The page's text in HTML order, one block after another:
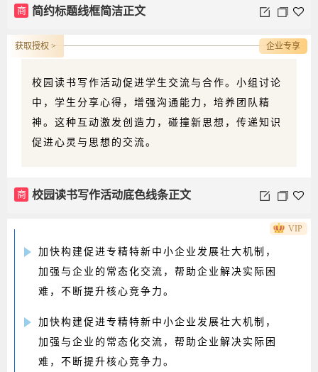
商 简约标题线框简洁正文
校园读书写作活动促进学生交流与合作。小组讨论
中，学生分享心得，增强沟通能力，培养团队精
神。这种互动激发创造力，碰撞新思想，传递知识
促进心灵与思想的交流。
商 校园读书写作活动底色线条正文
获取授权 > 企业专享
加快构建促进专精特新中小企业发展壮大机制，
加强与企业的常态化交流，帮助企业解决实际困
难，不断提升核心竞争力。
加快构建促进专精特新中小企业发展壮大机制，
加强与企业的常态化交流，帮助企业解决实际困
难，不断提升核心竞争力。
VIP